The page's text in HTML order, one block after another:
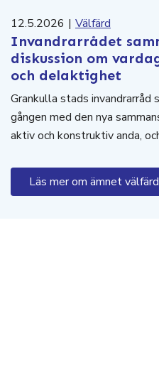
12.5.2026 | Välfärd
Invandrarrådet
diskussion om
och delaktighet
Grankulla stads
gången med den nya
aktiv och konstruktiv anda,
Läs mer om ämnet välfärd